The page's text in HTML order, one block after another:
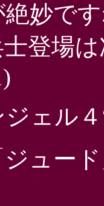
妙で
登場
ェル
ジュー